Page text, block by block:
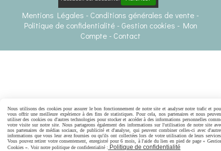
Mentions Légales
Conditions générales de vente
Politique de confidentialité
Gestion cookies
Mon
Compte
Contact
Nous utilisons des cookies pour assurer le bon fonctionnement de notre site et analyser notre trafic et
vous offrir une meilleure expérience à des fins de statistiques. Pour cela, nos partenaires et nous
utiliser des cookies ou d'autres technologies pour stocker et accéder à des informations personnelles
votre visite sur notre site. Nous partageons également des informations sur l'utilisation de notre site
nos partenaires de médias sociaux, de publicité et d'analyse, qui peuvent combiner celles-ci avec
informations que vous leur avez fournies ou qu'ils ont collectées lors de votre utilisation de leurs
Vous pouvez retirer votre consentement, enregistré pour 6 mois, à l'aide du lien en pied de page «
Cookies ». Voir notre politique de confidentialité : Politique de confidentialité